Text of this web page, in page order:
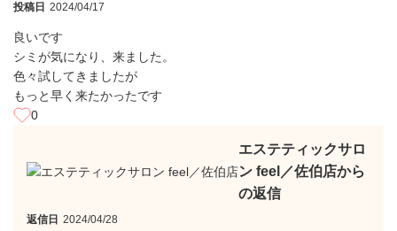
投稿日 2024/04/17
良いです
シミが気になり、来ました。
色々試してきましたが
もっと早く来たかったです
0
エステティックサロ
ン feel／佐伯店から
の返信
返信日 2024/04/28